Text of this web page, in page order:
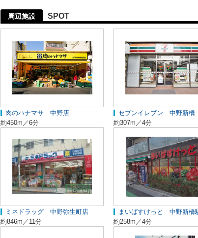
周辺施設 SPOT
肉のハナマサ 中野店
約450m／6分
セブンイレブン 中野新橋
約307m／4分
ミネドラッグ 中野弥生町店
約846m／11分
まいばすけっと 中野新橋
約258m／4分